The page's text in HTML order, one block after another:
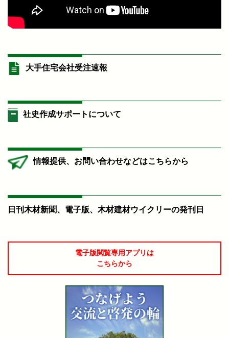
大手住宅会社受注速報
社史作成サポートについて
情報提供、お問い合わせなどはこちらから
日刊木材新聞、電子版、木材建材ウイクリーの発刊日
電子版閲覧専用アプリは
こちらから